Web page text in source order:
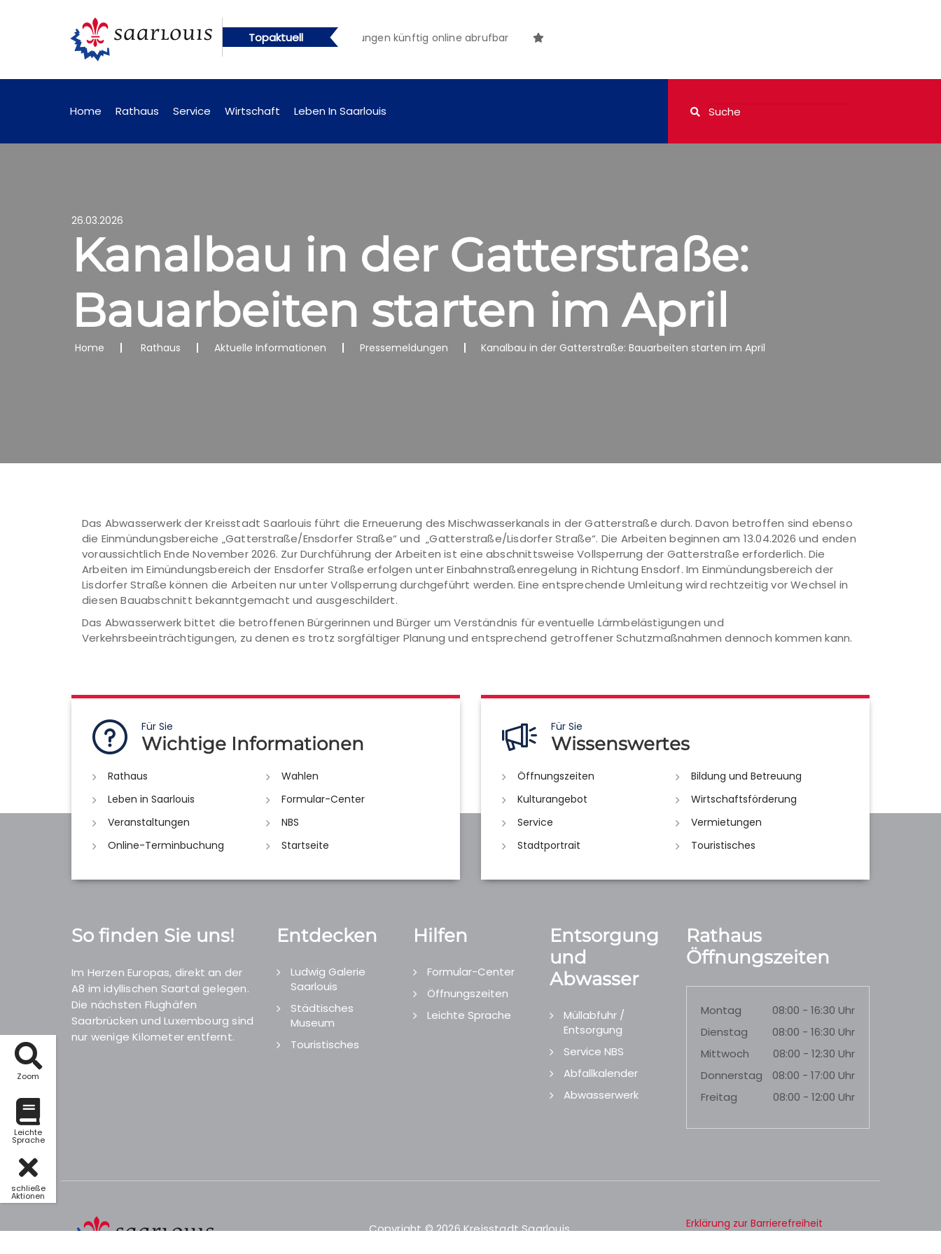
Zoom
Leichte
Sprache
schließe
Aktionen
Topaktuell
künftig online abrufbar Öffentliche Bekanntmachungen künftig online abrufbar
Home Rathaus Service Wirtschaft Leben In Saarlouis
26.03.2026
Kanalbau in der Gatterstraße:
Bauarbeiten starten im April
Home Rathaus Aktuelle Informationen Pressemeldungen Kanalbau in der Gatterstraße: Bauarbeiten starten im April
Das Abwasserwerk der Kreisstadt Saarlouis führt die Erneuerung des Mischwasserkanals in der Gatterstraße durch. Davon betroffen sind ebenso
die Einmündungsbereiche „Gatterstraße/Ensdorfer Straße“ und „Gatterstraße/Lisdorfer Straße“. Die Arbeiten beginnen am 13.04.2026 und enden
voraussichtlich Ende November 2026. Zur Durchführung der Arbeiten ist eine abschnittsweise Vollsperrung der Gatterstraße erforderlich. Die
Arbeiten im Eimündungsbereich der Ensdorfer Straße erfolgen unter Einbahnstraßenregelung in Richtung Ensdorf. Im Einmündungsbereich der
Lisdorfer Straße können die Arbeiten nur unter Vollsperrung durchgeführt werden. Eine entsprechende Umleitung wird rechtzeitig vor Wechsel in
diesen Bauabschnitt bekanntgemacht und ausgeschildert.
Das Abwasserwerk bittet die betroffenen Bürgerinnen und Bürger um Verständnis für eventuelle Lärmbelästigungen und
Verkehrsbeeinträchtigungen, zu denen es trotz sorgfältiger Planung und entsprechend getroffener Schutzmaßnahmen dennoch kommen kann.
Für Sie
Wichtige Informationen
Rathaus
Wahlen
Leben in Saarlouis
Formular-Center
Veranstaltungen
NBS
Online-Terminbuchung
Startseite
Für Sie
Wissenswertes
Öffnungszeiten
Bildung und Betreuung
Kulturangebot
Wirtschaftsförderung
Service
Vermietungen
Stadtportrait
Touristisches
So finden Sie uns!
Im Herzen Europas, direkt an der
A8 im idyllischen Saartal gelegen.
Die nächsten Flughäfen
Saarbrücken und Luxembourg sind
nur wenige Kilometer entfernt.
Entdecken
Ludwig Galerie
Saarlouis
Städtisches
Museum
Touristisches
Hilfen
Formular-Center
Öffnungszeiten
Leichte Sprache
Entsorgung
und
Abwasser
Müllabfuhr /
Entsorgung
Service NBS
Abfallkalender
Abwasserwerk
Rathaus
Öffnungszeiten
Montag
08:00 - 16:30 Uhr
Dienstag
08:00 - 16:30 Uhr
Mittwoch
08:00 - 12:30 Uhr
Donnerstag
08:00 - 17:00 Uhr
Freitag
08:00 - 12:00 Uhr
Copyright © 2026 Kreisstadt Saarlouis.
Erklärung zur Barrierefreiheit